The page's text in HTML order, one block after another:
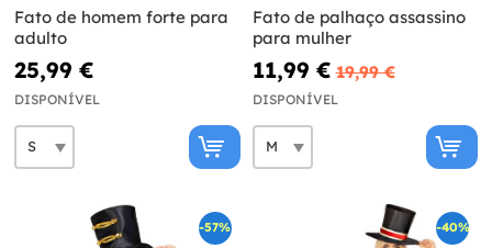
Fato de homem forte para
adulto
25,99 €
DISPONÍVEL
Fato de palhaço assassino
para mulher
11,99 € 19,99 €
DISPONÍVEL
-57% -40%